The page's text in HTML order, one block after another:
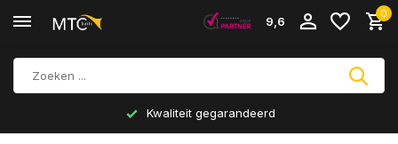
9,6
0
Kwaliteit gegarandeerd